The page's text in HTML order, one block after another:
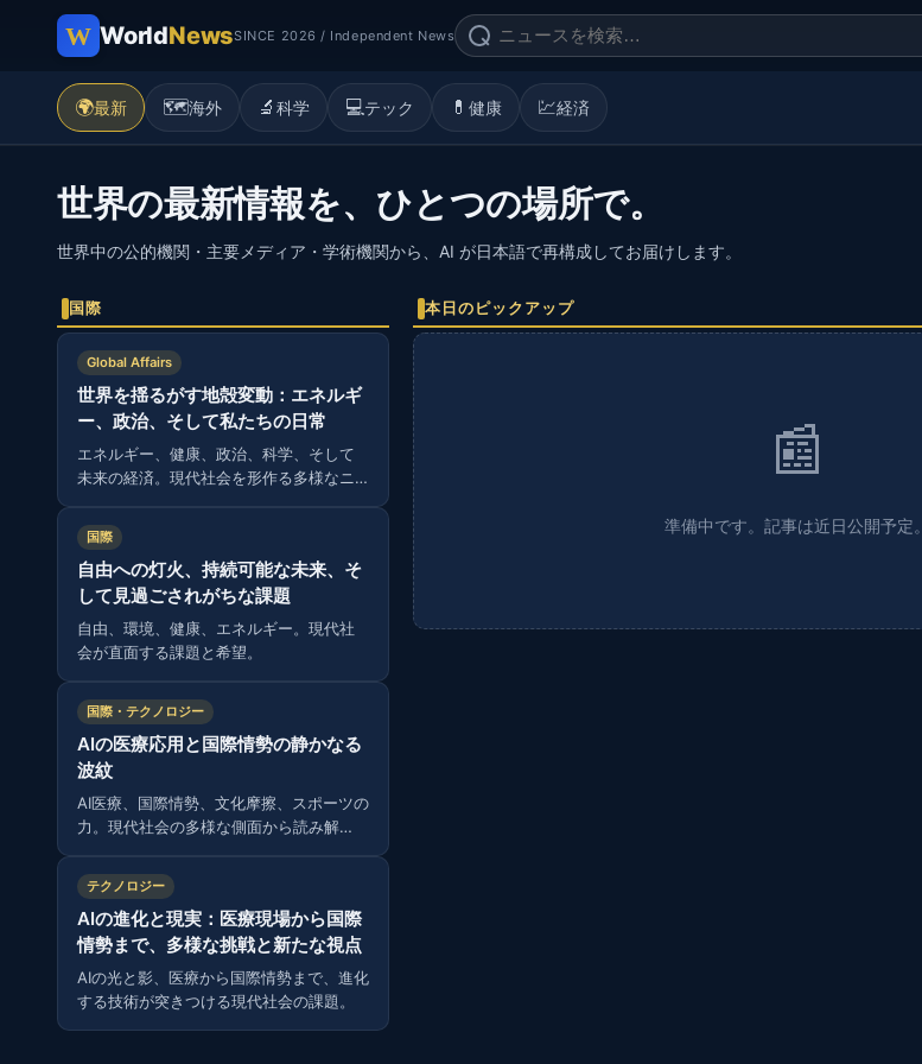
WorldNewsSINCE 2026 / Independent News
🌍最新 🗺️海外 🔬 科学 💻テック 💊 健康 💹経済
世界の最新情報を、ひとつの場所で。
世界中の公的機関・主要メディア・学術機関から、AI が日本語で再構成してお届けします。
国際
Global Affairs
世界を揺るがす地殻変動：エネルギ
ー、政治、そして私たちの日常
エネルギー、健康、政治、科学、そして
未来の経済。現代社会を形作る多様なニ
点。
国際
自由への灯火、持続可能な未来、そ
して見過ごされがちな課題
自由、環境、健康、エネルギー。現代社
会が直面する課題と希望。
国際・テクノロジー
AIの医療応用と国際情勢の静かなる
波紋
AI医療、国際情勢、文化摩擦、スポーツの
力。現代社会の多様な側面から読み解
テクノロジー
AIの進化と現実：医療現場から国際
情勢まで、多様な挑戦と新たな視点
AIの光と影、医療から国際情勢まで、進化
する技術が突きつける現代社会の課題。
本日のピックアップ
📰
準備中です。記事は近日公開予定。